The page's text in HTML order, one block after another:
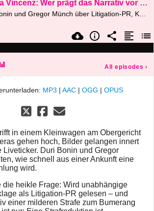
Causa Vincenz: Wer prägt das Narrativ vor dem Urteil?
All episodes ›
MP3 | AAC | OGG | OPUS
in einem Kleinwagen am Obergericht
gehen hoch, Bilder gelangen innert
Liveticker. Duri Bonin und Gregor
wie schnell aus einer Ankunft eine
wird.
die heikle Frage: Wird unabhängige
als Litigation-PR gelesen – und
einer milderen Strafe zum Bumerang